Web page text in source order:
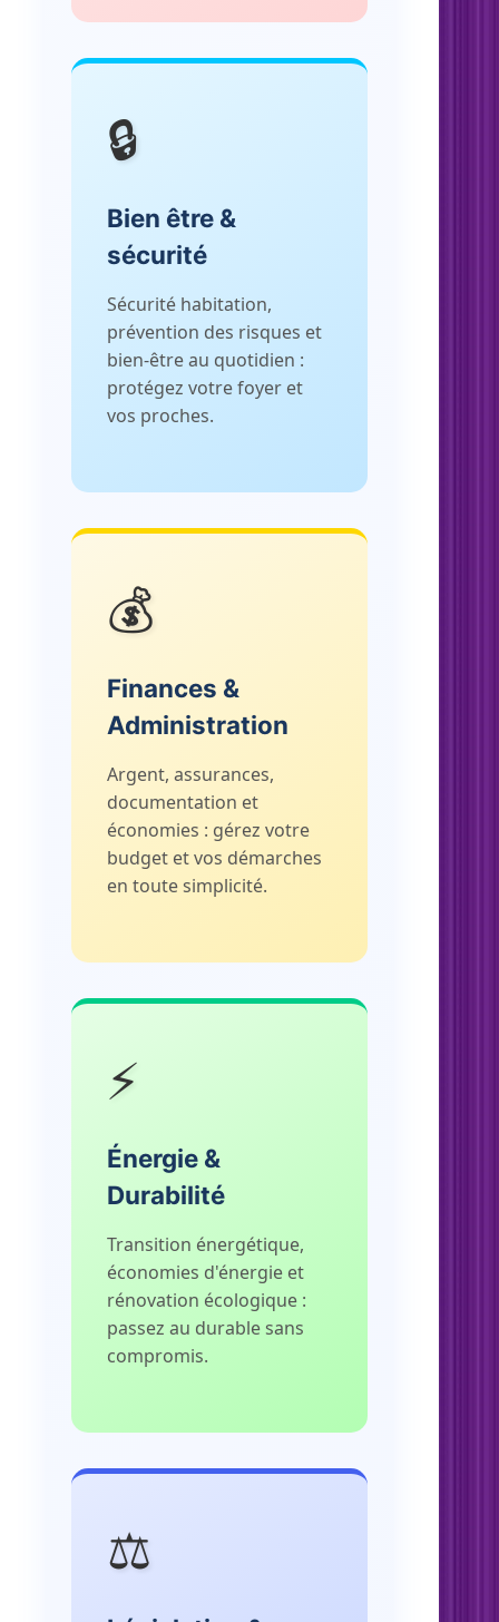
🔒
Bien être &
sécurité
Sécurité habitation,
prévention des risques et
bien-être au quotidien :
protégez votre foyer et
vos proches.
💰
Finances &
Administration
Argent, assurances,
documentation et
économies : gérez votre
budget et vos démarches
en toute simplicité.
⚡
Énergie &
Durabilité
Transition énergétique,
économies d'énergie et
rénovation écologique :
passez au durable sans
compromis.
⚖️